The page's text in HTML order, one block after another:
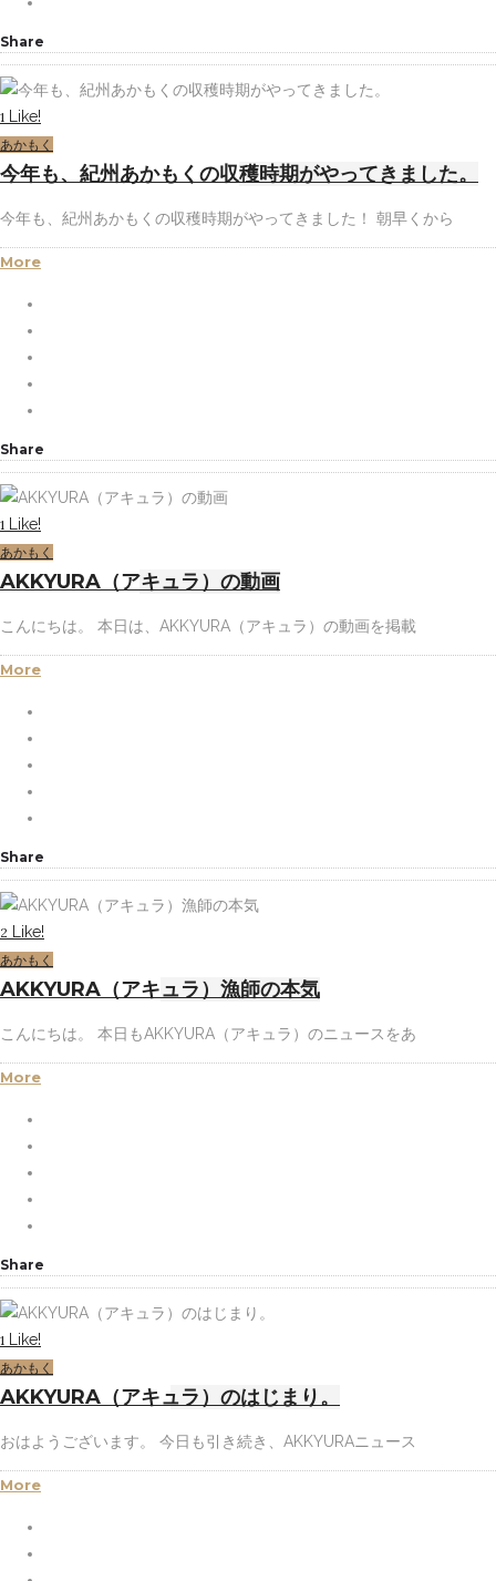
Share
1 Like!
あかもく
今年も、紀州あかもくの収穫時期がやってきました。
今年も、紀州あかもくの収穫時期がやってきました！ 朝早くから
More
Share
1 Like!
あかもく
AKKYURA（アキュラ）の動画
こんにちは。 本日は、AKKYURA（アキュラ）の動画を掲載
More
Share
2 Like!
あかもく
AKKYURA（アキュラ）漁師の本気
こんにちは。 本日もAKKYURA（アキュラ）のニュースをあ
More
Share
1 Like!
あかもく
AKKYURA（アキュラ）のはじまり。
おはようございます。 今日も引き続き、AKKYURAニュース
More